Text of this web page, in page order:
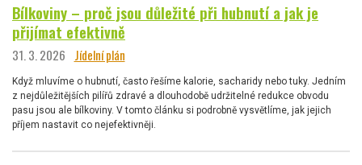
Bílkoviny – proč jsou důležité při hubnutí a jak je
přijímat efektivně
31. 3. 2026 Jídelní plán
Když mluvíme o hubnutí, často řešíme kalorie, sacharidy nebo tuky. Jedním
z nejdůležitějších pilířů zdravé a dlouhodobě udržitelné redukce obvodu
pasu jsou ale bílkoviny. V tomto článku si podrobně vysvětlíme, jak jejich
příjem nastavit co nejefektivněji.